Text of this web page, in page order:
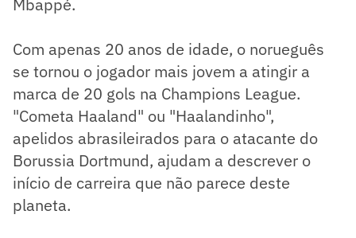
Mbappé.
Com apenas 20 anos de idade, o norueguês
se tornou o jogador mais jovem a atingir a
marca de 20 gols na Champions League.
"Cometa Haaland" ou "Haalandinho",
apelidos abrasileirados para o atacante do
Borussia Dortmund, ajudam a descrever o
início de carreira que não parece deste
planeta.